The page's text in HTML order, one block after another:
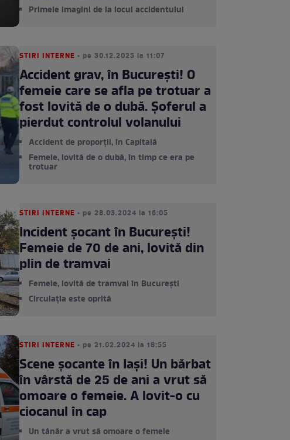
Primele imagini de la locul accidentului
STIRI INTERNE • pe 30.12.2025 la 11:07
Accident grav, în București! O
femeie care se afla pe trotuar a
fost lovită de o dubă. Șoferul a
pierdut controlul volanului
Accident de proporții, în Capitală
Femeie, lovită de o dubă, în timp ce era pe
trotuar
STIRI INTERNE • pe 28.03.2024 la 16:05
Incident șocant în București!
Femeie de 70 de ani, lovită din
plin de tramvai
Femeie, lovită de tramvai în București
Circulația este oprită
STIRI INTERNE • pe 21.02.2024 la 18:55
Scene șocante în Iași! Un bărbat
în vârstă de 25 de ani a vrut să
omoare o femeie. A lovit-o cu
ciocanul în cap
Un tânăr a vrut să omoare o femeie